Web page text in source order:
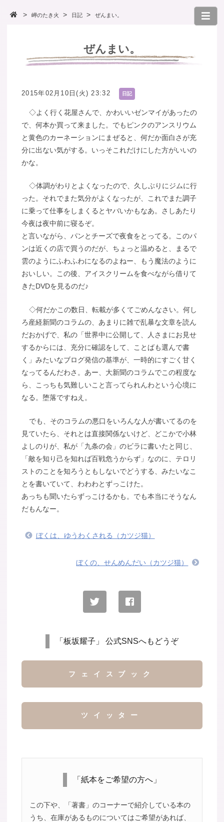
岬のたき火 日記 ぜんまい。
ぜんまい。
2015年02月10日(火) 23:32 日記
◇よく行く花屋さんで、かわいいゼンマイがあったの
で、何本か買って来ました。でもピンクのアンスリウム
と黄色のカーネーションにまぜると、何だか面白さが充
分に出ない気がする。いっそこれだけにした方がいいの
かな。
◇体調がわりとよくなったので、久しぶりにジムに行
った。それでまた気分がよくなったが、これでまた調子
に乗って仕事をしまくるとヤバいかもなあ。さしあたり
今夜は夜中前に寝るぞ。
と言いながら、パンとチーズで夜食をとってる。このパ
ンは近くの店で買うのだが、ちょっと温めると、まるで
雲のようにふわふわになるのよねー、もう魔法のように
おいしい。この後、アイスクリームを食べながら借りて
きたDVDを見るのだ♪
◇何だかこの数日、転載が多くてごめんなさい。何し
ろ産経新聞のコラムの、あまりに雑で乱暴な文章を読ん
だおかげで、私の「世界中に公開して、人さまにお見せ
するからには、充分に確認をして、ことばも選んで書
く」みたいなブログ発信の基準が、一時的にすごく甘く
なってるんだわさ。あー、大新聞のコラムでこの程度な
ら、こっちも気難しいこと言ってられんわという心境に
なる。堕落ですねえ。
でも、そのコラムの悪口をいろんな人が書いてるのを
見ていたら、それとは直接関係ないけど、どこかで小林
よしのりが、私が「九条の会」のビラに書いたと同じ、
「敵を知り己を知れば百戦危うからず」なのに、テロリ
ストのことを知ろうともしないでどうする、みたいなこ
とを書いていて、わわわとずっこけた。
あっちも聞いたらずっこけるかも。でも本当にそうなん
だもんなー。
ぼくは、ゆうわくされる（カツジ猫）
ぼくの、せんめんだい（カツジ猫）
「板坂耀子」 公式SNSへもどうぞ
フェイスブック
ツイッター
「紙本をご希望の方へ」
この下や、「著書」のコーナーで紹介している本の
うち、在庫があるものについてはご希望があれば、